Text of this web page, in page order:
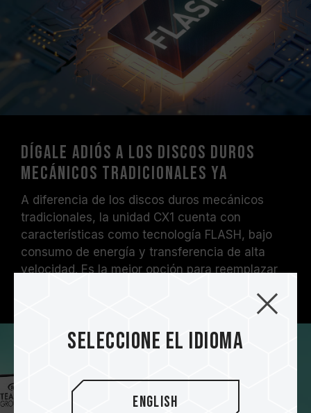
Dígale adiós a los discos duros
mecánicos tradicionales ya
A diferencia de los discos duros mecánicos
tradicionales, la unidad CX1 cuenta con
características como tecnología FLASH, bajo
consumo de energía y transferencia de alta
velocidad. Es la mejor opción para reemplazar
Seleccione el idioma
English